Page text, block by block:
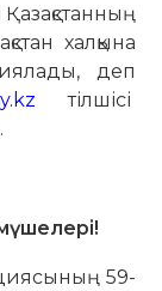
халқына
деп
тілшісі
59-